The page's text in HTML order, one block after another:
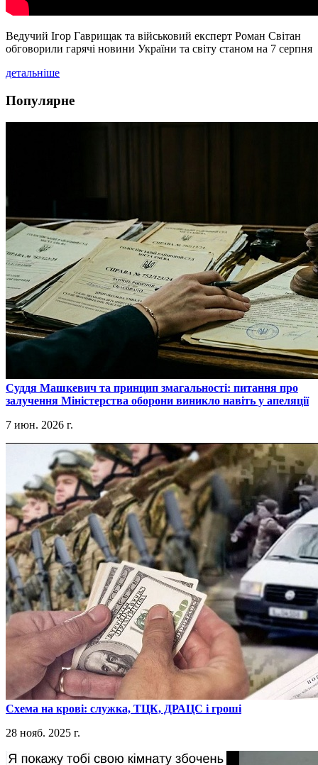
Ведучий Ігор Гаврищак та військовий експерт Роман Світан
обговорили гарячі новини України та світу станом на 7 серпня
детальніше
Популярне
​Суддя Машкевич та принцип змагальності: питання про
залучення Міністерства оборони виникло навіть у апеляції
7 июн. 2026 г.
​Схема на крові: служка, ТЦК, ДРАЦС і гроші
28 нояб. 2025 г.